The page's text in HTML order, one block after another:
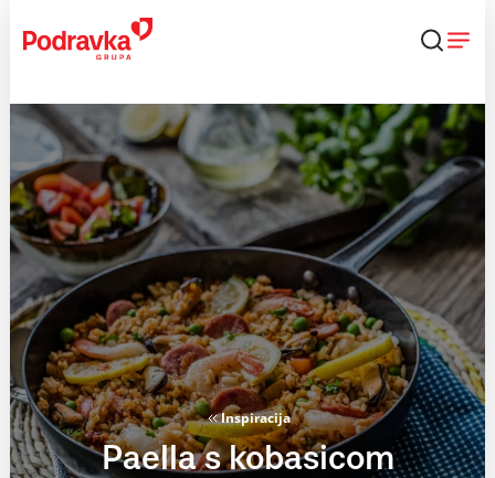
content
Inspiracija
Paella s kobasicom